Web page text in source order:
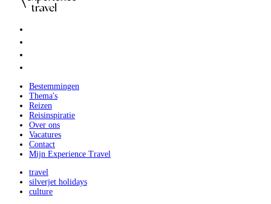
Bestemmingen
Thema's
Reizen
Reisinspiratie
Over ons
Vacatures
Contact
Mijn Experience Travel
travel
silverjet holidays
culture